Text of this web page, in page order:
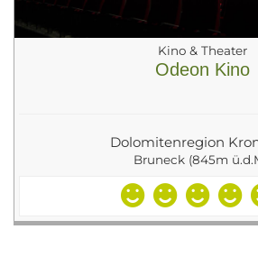
Kino & Theater
Odeon Kino
Dolomitenregion
Bruneck (845m